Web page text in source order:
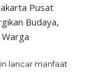
Pusat
Budaya,
lancar manfaat